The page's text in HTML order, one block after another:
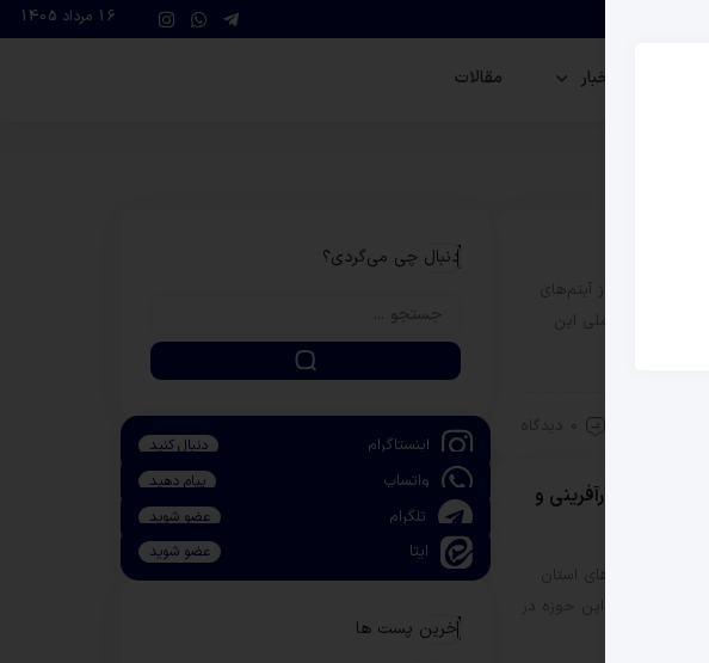
16 مرداد 1405
اخبار مقالات
عنوان یکی از آیتم‌های
طریق بانک ملی این
0 دیدگاه
همایش کارآفرینی و
نوآوری در کسب و کارهای استان
و صاحب‌نظران این حوزه در
دنبال چی می‌گردی؟
اینستاگرام دنبال کنید
واتساپ پیام دهید
تلگرام عضو شوید
ایتا عضو شوید
آخرین پست ها